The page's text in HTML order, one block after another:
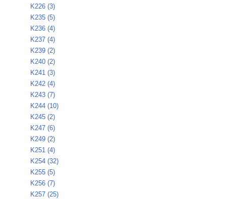
K226 (3)
K235 (5)
K236 (4)
K237 (4)
K239 (2)
K240 (2)
K241 (3)
K242 (4)
K243 (7)
K244 (10)
K245 (2)
K247 (6)
K249 (2)
K251 (4)
K254 (32)
K255 (5)
K256 (7)
K257 (25)